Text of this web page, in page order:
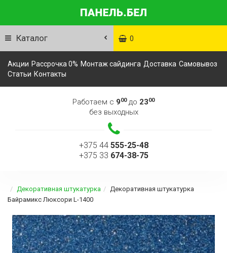
Каталог 0
Акции Рассрочка 0% Монтаж сайдинга Доставка Самовывоз
Статьи Контакты
Работаем с 900до 2300
без выходных
+375 44 555-25-48
+375 33 674-38-75
Декоративная штукатурка
Декоративная штукатурка
Байрамикс Люксори L-1400